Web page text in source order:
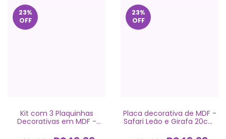
23%
OFF
Kit com 3 Plaquinhas
Decorativas em MDF -
23%
OFF
Placa decorativa de MDF -
Safari Leão e Girafa 20cm